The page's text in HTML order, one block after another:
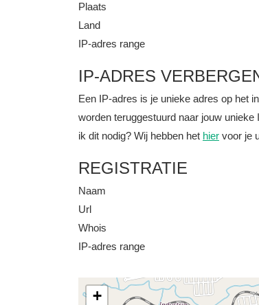
Plaats
Land
IP-adres range
IP-ADRES
Een IP-adres is je unieke adres op het
worden teruggestuurd naar jouw
ik dit nodig? Wij hebben het hier voor je
REGISTRATIE
Naam
Url
Whois
IP-adres range
+